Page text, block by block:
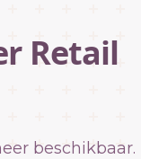
Retail
beschikbaar.